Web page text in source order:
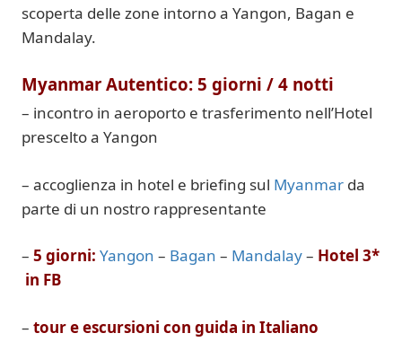
scoperta delle zone intorno a Yangon, Bagan e
Mandalay.
Myanmar Autentico: 5 giorni / 4 notti
– incontro in aeroporto e trasferimento nell’Hotel
prescelto a Yangon
– accoglienza in hotel e briefing sul Myanmar da
parte di un nostro rappresentante
– 5 giorni: Yangon – Bagan – Mandalay– Hotel 3*
in FB
– tour e escursioni con guida in Italiano